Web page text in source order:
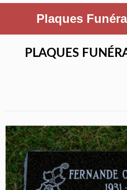
Plaques
PLAQUES